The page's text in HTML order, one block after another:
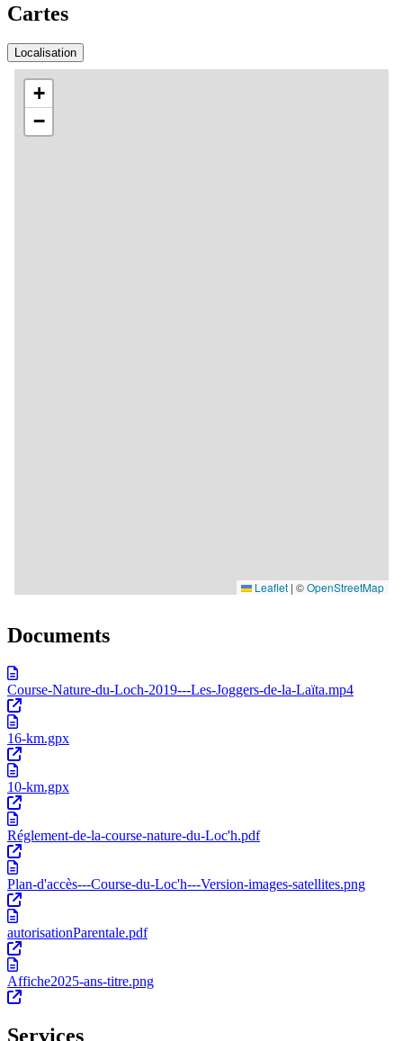
Cartes
Localisation
Documents
Course-Nature-du-Loch-2019---Les-Joggers-de-la-Laïta.mp4
16-km.gpx
10-km.gpx
Réglement-de-la-course-nature-du-Loc'h.pdf
Plan-d'accès---Course-du-Loc'h---Version-images-satellites.png
autorisationParentale.pdf
Affiche2025-ans-titre.png
Services